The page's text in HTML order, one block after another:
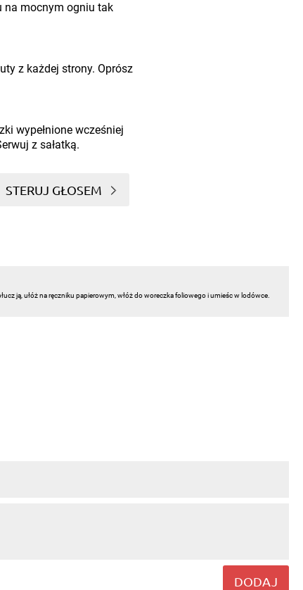
na mocnym ogniu tak
z każdej strony. Oprósz
wypełnione wcześniej
z sałatką.
STERUJ GŁOSEM
ją, ułóż na ręczniku papierowym, włóż do woreczka foliowego i umieśc w lodówce.
DODAJ